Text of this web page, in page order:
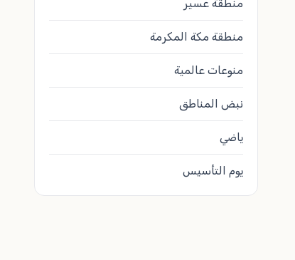
منطقة عسير
منطقة مكة المكرمة
منوعات عالمية
نبض المناطق
ياضي
يوم التأسيس